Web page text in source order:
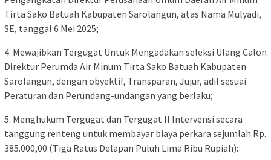
Tirta Sako Batuah Kabupaten Sarolangun, atas Nama Mulyadi,
SE, tanggal 6 Mei 2025;
4. Mewajibkan Tergugat Untuk Mengadakan seleksi Ulang Calon
Direktur Perumda Air Minum Tirta Sako Batuah Kabupaten
Sarolangun, dengan obyektif, Transparan, Jujur, adil sesuai
Peraturan dan Perundang-undangan yang berlaku;
5. Menghukum Tergugat dan Tergugat II Intervensi secara
tanggung renteng untuk membayar biaya perkara sejumlah Rp.
385.000,00 (Tiga Ratus Delapan Puluh Lima Ribu Rupiah):